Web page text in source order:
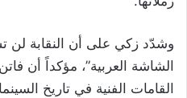
وشدّد زكي على أن النقابة لن
الشاشة العربية”، مؤكداً أن
القامات الفنية في تاريخ